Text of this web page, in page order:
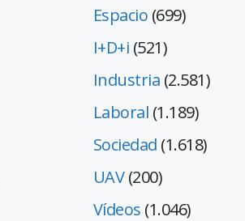
Espacio (699)
I+D+i (521)
Industria (2.581)
Laboral (1.189)
Sociedad (1.618)
UAV(200)
Vídeos (1.046)